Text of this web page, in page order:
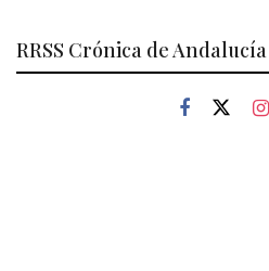
RRSS Crónica de Andalucía